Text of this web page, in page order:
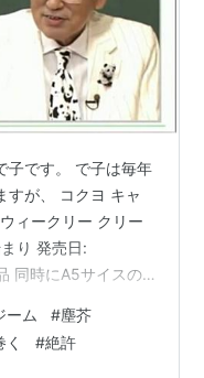
子です。 で子は毎年
すが、 コクヨ キャ
ィークリー クリー
り 発売日:
同時にA5サイスの
な響きになった
るけどボンヤリし
ーム #塵芥
#絶許